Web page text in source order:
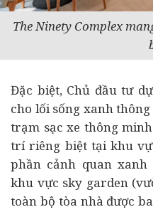
The Ninety Complex
Đặc biệt, Chủ đầu tư
cho lối sống xanh
trạm sạc xe thông
trí riêng biệt tại khu
phần cảnh quan
khu vực sky garden
toàn bộ tòa nhà được